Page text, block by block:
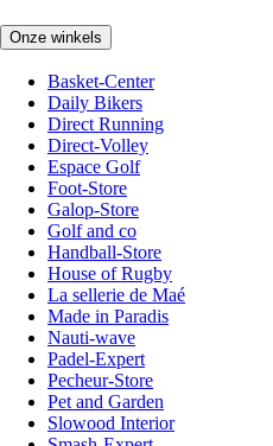
Onze winkels
Basket-Center
Daily Bikers
Direct Running
Direct-Volley
Espace Golf
Foot-Store
Galop-Store
Golf and co
Handball-Store
House of Rugby
La sellerie de Maé
Made in Paradis
Nauti-wave
Padel-Expert
Pecheur-Store
Pet and Garden
Slowood Interior